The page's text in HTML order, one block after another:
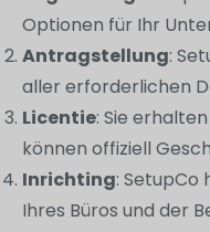
Optionen für Ihr
Antragstellung:
aller erforderlichen
Licentie: Sie
können offiziell
Inrichting: SetupCo
Ihres Büros und der